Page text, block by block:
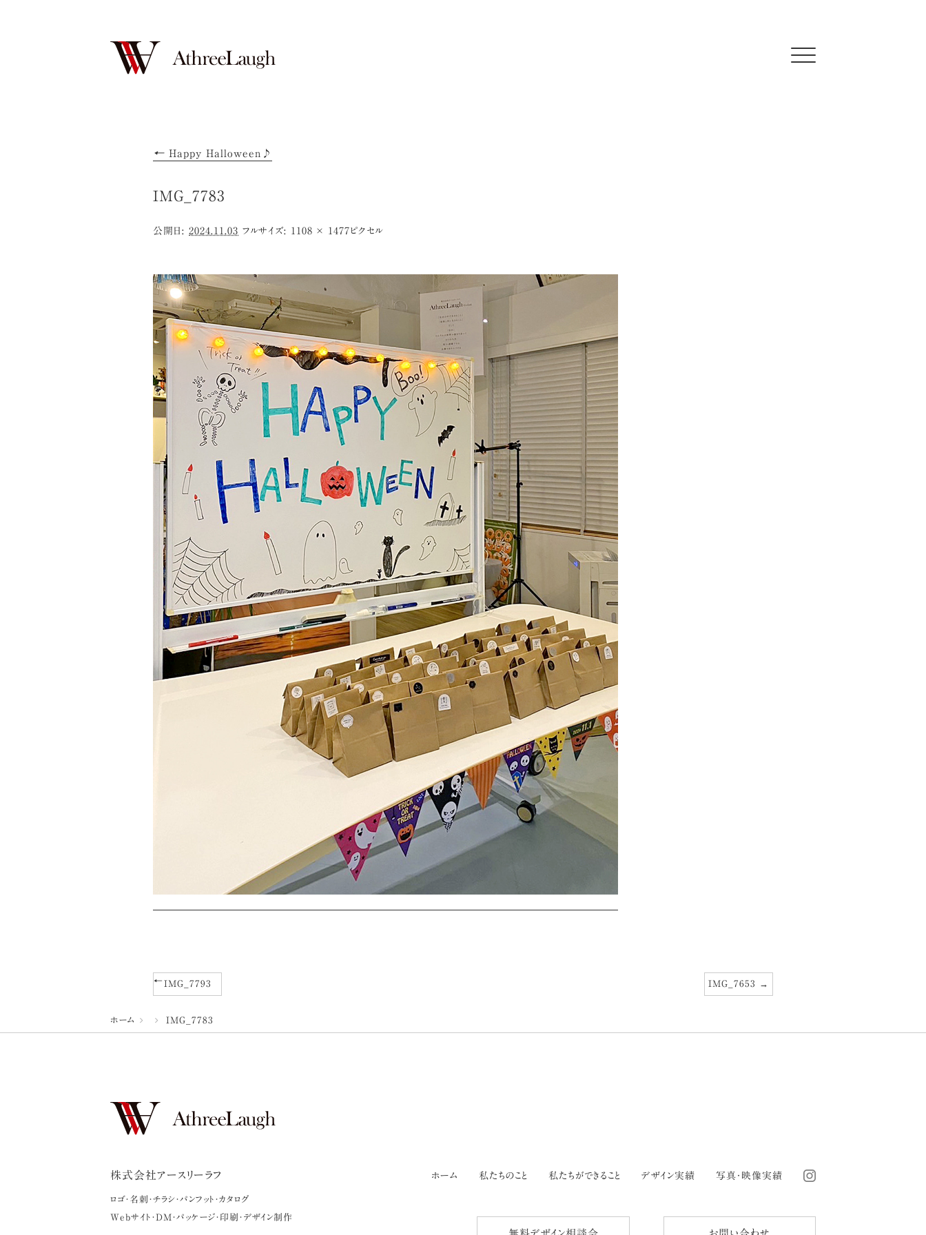
Click
← Happy Halloween♪
IMG_7783
公開日: 2024.11.03 フルサイズ: 1108 × 1477ピクセル
IMG_7793 IMG_7653
ホーム IMG_7783
株式会社アースリーラフ
ロゴ・名刺・チラシ・パンフット・カタログ
Webサイト・DM・パッケージ・印刷・デザイン制作
ホーム 私たちのこと 私たちができること デザイン実績 写真・映像実績